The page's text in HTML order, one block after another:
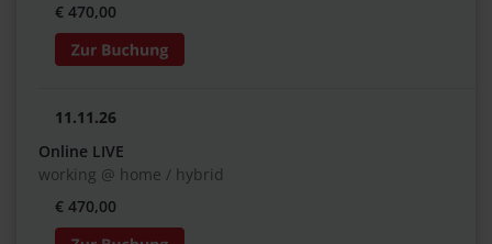
€ 470,00
11.11.26
Online LIVE
working @ home / hybrid
€ 470,00